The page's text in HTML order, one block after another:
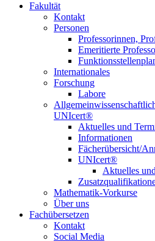
Fakultät
Kontakt
Personen
Professorinnen,
Emeritierte
Internationales
Forschung
Labore
UNIcert®
Aktuelles und
Informationen
Fächerübersicht/
UNIcert®
Aktuelles
Mathematik-Vorkurse
Über uns
Fachübersetzen
Kontakt
Social Media